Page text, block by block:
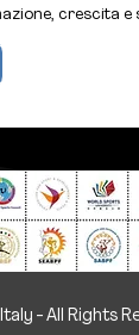
crescita e
- All Rights